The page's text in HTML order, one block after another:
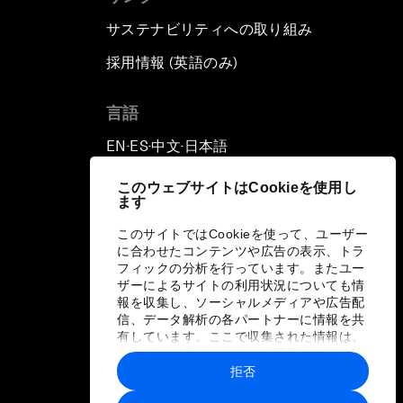
このウェブサイトはCookieを使用し
ます
このサイトではCookieを使って、ユーザー
に合わせたコンテンツや広告の表示、トラ
フィックの分析を行っています。またユー
ザーによるサイトの利用状況についても情
報を収集し、ソーシャルメディアや広告配
信、データ解析の各パートナーに情報を共
有しています。ここで収集された情報は、
ユーザーが各パートナーに提供した他の情
報や各パートナーのサービスを使用した際
に収集された情報と組み合わされ、各パー
拒否
サステナビリティへの取り組み
採用情報 (英語のみ)
言語
EN ▪ ES▪中文▪ 日本語